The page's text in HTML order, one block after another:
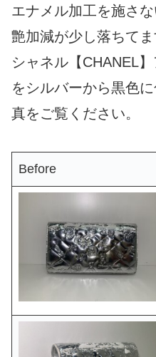
エナメル加工を施さ
艶加減が少し落ちて
シャネル【CHANEL
をシルバーから黒色
真をご覧ください。
Before